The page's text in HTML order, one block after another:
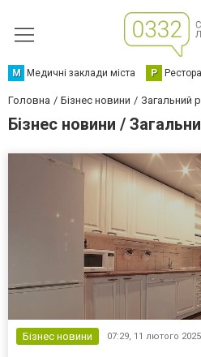
М Медичні заклади міста Р
Головна Бізнес новини Загальний
Бізнес новини /
Бізнес новини 07:29, 11 лютого